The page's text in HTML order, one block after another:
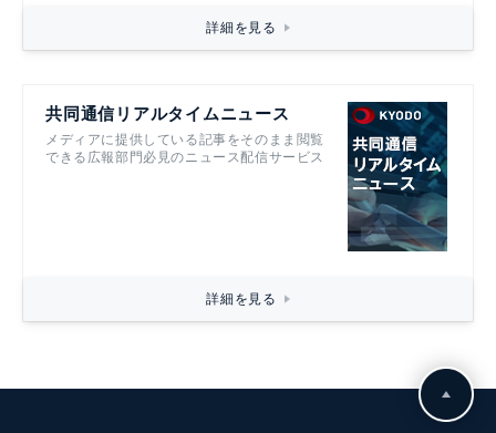
詳細を見る
共同通信リアルタイムニュース
メディアに提供している記事をそのまま閲覧
できる広報部門必見のニュース配信サービス
詳細を見る